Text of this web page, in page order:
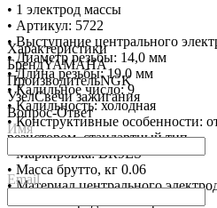
• 1 электрод массы
• Артикул: 5722
• Выступание центрального
• Диаметр резьбы: 14,0 мм
• Длина резьбы: 19.0 мм
• Калильное число: 9
• Калильность: холодная
• Конструктивные особенности:
резистором, стандартный тип
• Маркировка: BR9ES
• Масса брутто, кг 0.06
• Материал центрального
Характеристики
БрендYAMAHA
ПроизводительNGK
УзелСвечи зажигания
Вопрос-Ответ
Имя
Email